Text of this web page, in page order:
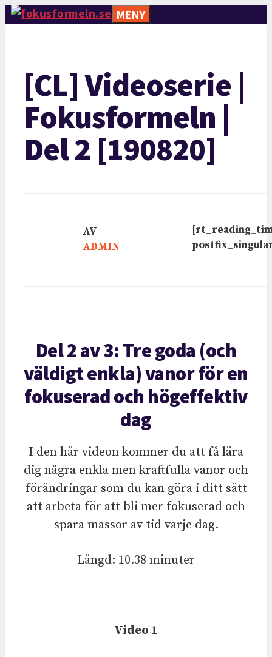
Hoppa
MENY
[CL] Videoserie |
Fokusformeln |
Del 2 [190820]
AV
ADMIN
Del 2 av 3: Tre goda (och
väldigt enkla) vanor för en
fokuserad och högeffektiv
dag
I den här videon kommer du att få lära
dig några enkla men kraftfulla vanor och
förändringar som du kan göra i ditt sätt
att arbeta för att bli mer fokuserad och
spara massor av tid varje dag.
Längd: 10.38 minuter
Video 1